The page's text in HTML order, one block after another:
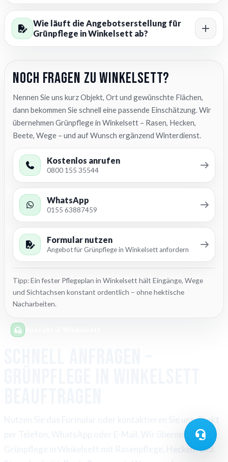
Wie läuft die Angebotserstellung für
Grünpflege in Winkelsett ab?
Noch Fragen zu Winkelsett?
Nennen Sie uns kurz Objekt, Ort und gewünschte Flächen,
dann bekommen Sie schnell eine passende Einschätzung. Wir
übernehmen Grünpflege in Winkelsett – Rasen, Hecken,
Beete, Wege – und auf Wunsch ergänzend Winterdienst.
Kostenlos anrufen
0800 155 35544
WhatsApp
0155 63887459
Formular nutzen
Angebot für Grünpflege in Winkelsett anfordern
Tipp: Ein fester Pflegeplan in Winkelsett hält Eingänge, Wege
und Sichtachsen konstant ordentlich – ohne hektische
Nacharbeiten.
Nutzen Sie das Formular oder kontaktieren Sie uns direkt
per Telefon, WhatsApp oder E-Mail. Wir übernehmen
Grünpflege in Winkelsett mit Rasenpflege, Hecken- und